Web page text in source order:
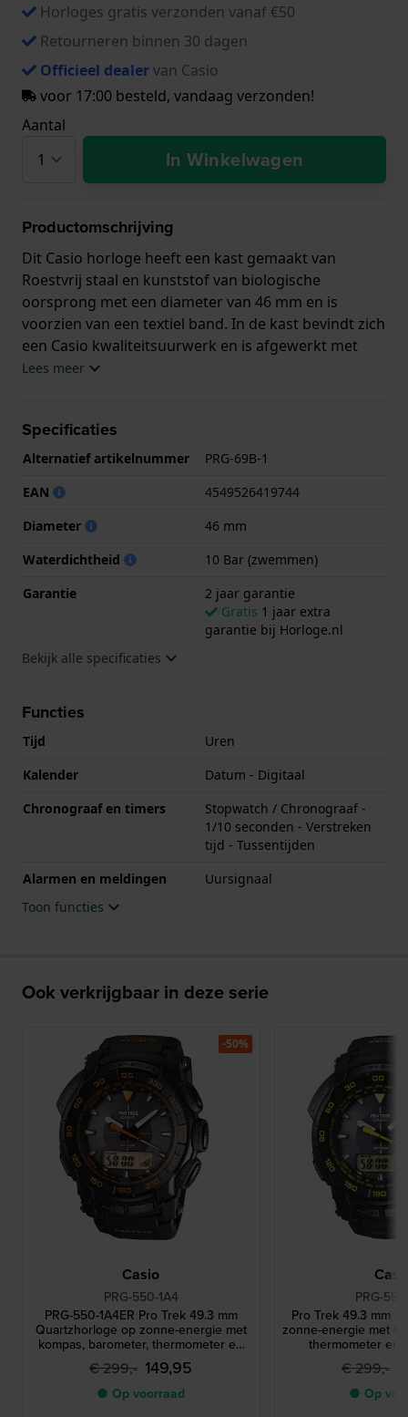
Horloges gratis verzonden vanaf €50
Retourneren binnen 30 dagen
Officieel dealervan Casio
voor 17:00 besteld, vandaag verzonden!
Aantal
In Winkelwagen
Productomschrijving
Dit Casio horloge heeft een kast gemaakt van
Roestvrij staal en kunststof van biologische
oorsprong met een diameter van 46 mm en is
voorzien van een textiel band. In de kast bevindt zich
een Casio kwaliteitsuurwerk en is afgewerkt met
Mineraalglas.
geschikt is om mee te zwemmen. Verder wordt het
horloge geleverd met 2 jaar garantie.
.
Lees meer
Specificaties
Alternatief artikelnummer
PRG-69B-1
EAN
4549526419744
Diameter
46 mm
Waterdichtheid
10 Bar (zwemmen)
Garantie
2 jaar garantie
Gratis 1 jaar extra
garantie bij Horloge.nl
Bekijk alle specificaties
Functies
Tijd
Uren
Kalender
Datum - Digitaal
Chronograaf en timers
Stopwatch / Chronograaf -
1/10 seconden - Verstreken
tijd - Tussentijden
Alarmen en meldingen
Uursignaal
Toon functies
Ook verkrijgbaar in deze serie
Casio
PRG-550-1A4
PRG-550-1A4ER Pro Trek 49.3 mm
Quartzhorloge op zonne-energie met
kompas, barometer, thermometer en
hoogtemeter
€ 299,- 149,95
● Op voorraad
-50%
PRG-
Pro Trek 49.3 mm
zonne-energie met
thermometer en
€ 299,-
● Op